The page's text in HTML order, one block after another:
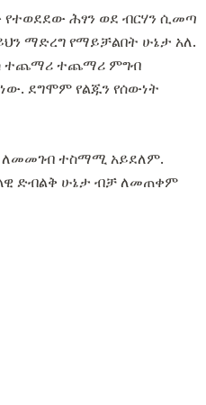
ሕፃን ወደ ብርሃን ሲመጣ
ማድረግ የማይቻልበት ሁኔታ አለ.
ተጨማሪ ተጨማሪ ምግብ
ደግሞም የልጁን የሰውነት
ለመመገብ ተስማሚ አይደለም.
ድብልቅ ሁኔታ ብቻ ለመጠቀም